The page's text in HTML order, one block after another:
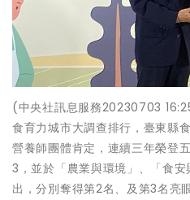
(中央社訊息服務20230703
食育力城市大調查排行，臺東縣
營養師團體肯定，連續三年榮登
3，並於「農業與環境」、「食
出，分別奪得第2名、及第3名亮